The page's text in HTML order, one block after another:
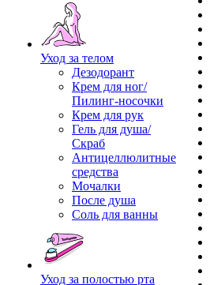
Уход за телом
Дезодорант
Крем для ног/
Пилинг-носочки
Крем для рук
Гель для душа/
Скраб
Антицеллюлитные
средства
Мочалки
После душа
Соль для ванны
Уход за полостью рта